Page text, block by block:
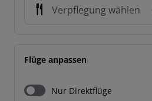
Verpflegung wählen
Flüge anpassen
Nur Direktflüge